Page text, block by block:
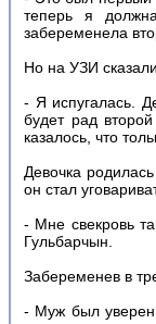
теперь я
забеременела
Но на УЗИ
- Я испугалась.
будет рад
казалось, что
Девочка
он стал
- Мне свекровь
Гульбарчын.
Забеременев в
- Муж был уверен,